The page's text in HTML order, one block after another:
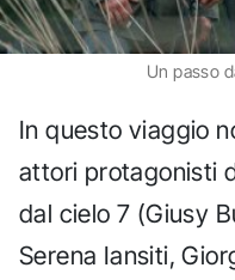
Un passo
In questo viaggio
attori protagonisti
dal cielo 7 (Giusy
Serena Iansiti,